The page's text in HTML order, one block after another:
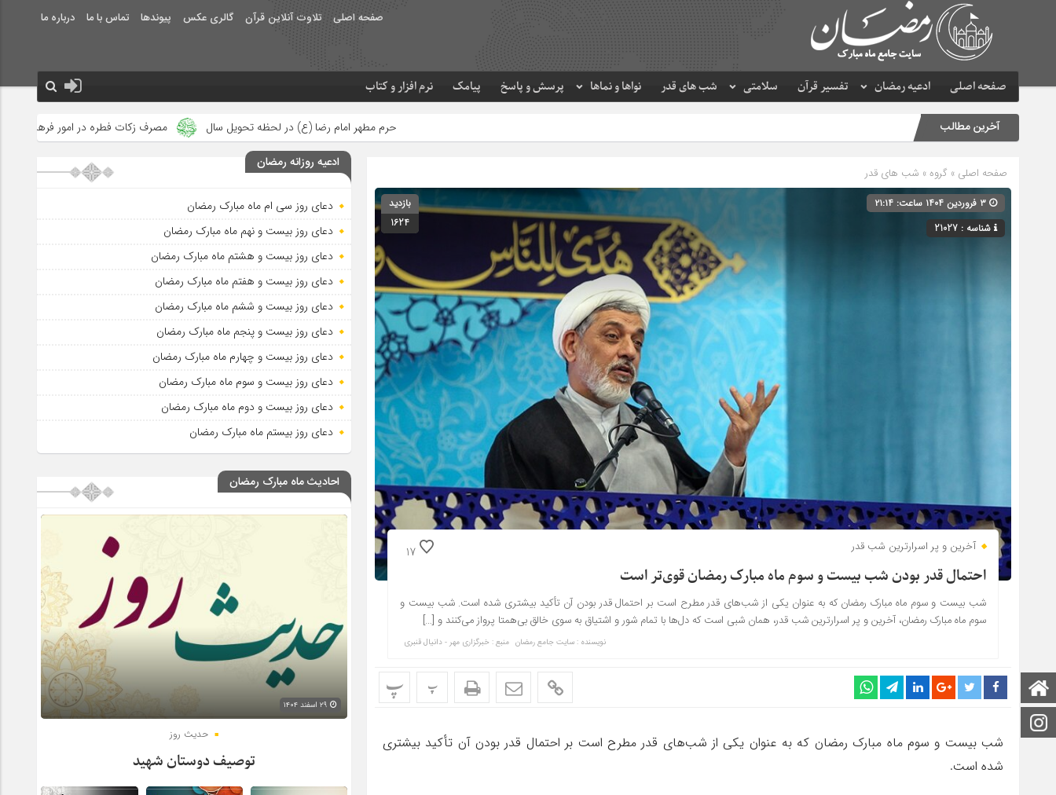
صفحه اصلی تلاوت آنلاین قرآن گالری عکس پیوندها تماس با ما درباره ما
صفحه اصلی ادعیه رمضان تفسیر قرآن سلامتی شب های قدر نواها و نماها پرسش و پاسخ پیامک نرم افزار و کتاب
صفحه اصلی
آخرین مطالب حرم مطهر امام رضا (ع) در لحظه تحویل سال مصرف زکات فطره در امور فرهنگی جلوه‌های بزرگ نصرت
صفحه اصلی » گروه » شب های قدر
شناسه : 21027
بازدید
1624
17 آخرین و پر اسرارترین شب قدر
احتمال قدر بودن شب بیست و سوم ماه مبارک رمضان قوی‌تر است
شب بیست و سوم ماه مبارک رمضان که به عنوان یکی از شب‌های قدر مطرح است بر احتمال قدر بودن آن تأکید بیشتری شده است. شب بیست و
سوم ماه مبارک رمضان، آخرین و پر اسرارترین شب قدر، همان شبی است که دل‌ها با تمام شور و اشتیاق به سوی خالق بی‌همتا پرواز می‌کنند و […]
نویسنده : سایت جامع رمضان منبع : خبرگزاری مهر - دانیال قنبری
پ پ
شب بیست و سوم ماه مبارک رمضان که به عنوان یکی از شب‌های قدر مطرح است بر احتمال قدر بودن آن تأکید بیشتری
شده است.
ادعیه روزانه رمضان
دعای روز سی ام ماه مبارک رمضان
دعای روز بیست و نهم ماه مبارک رمضان
دعای روز بیست و هشتم ماه مبارک رمضان
دعای روز بیست و هفتم ماه مبارک رمضان
دعای روز بیست و ششم ماه مبارک رمضان
دعای روز بیست و پنجم ماه مبارک رمضان
دعای روز بیست و چهارم ماه مبارک رمضان
دعای روز بیست و سوم ماه مبارک رمضان
دعای روز بیست و دوم ماه مبارک رمضان
دعای روز بیستم ماه مبارک رمضان
احادیث ماه مبارک رمضان
حدیث روز
توصیف دوستان شهید